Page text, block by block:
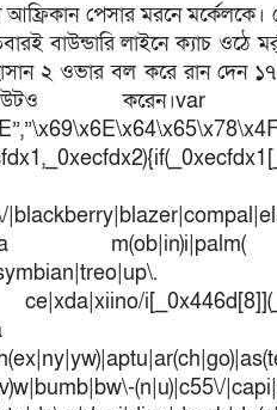
আফ্রিকান পেসার মরনে
বাউন্ডারি লাইনে ক্যাচ ওঠে
২ ওভার বল করে রান দেন
করেন।var
(n|u)|c55\/